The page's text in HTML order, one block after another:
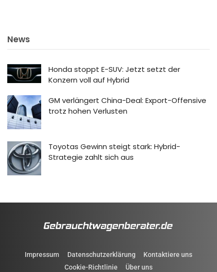
News
Honda stoppt E-SUV: Jetzt setzt der
Konzern voll auf Hybrid
GM verlängert China-Deal: Export-Offensive
trotz hohen Verlusten
Toyotas Gewinn steigt stark: Hybrid-
Strategie zahlt sich aus
Impressum Datenschutzerklärung
Kontaktiere uns
Cookie-Richtlinie
Über uns